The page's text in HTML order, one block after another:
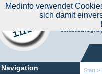
Start >
Navigation
Suchen Sie
Medinfo.de -
Berücksichtigt
Medinfo verwendet
sich damit